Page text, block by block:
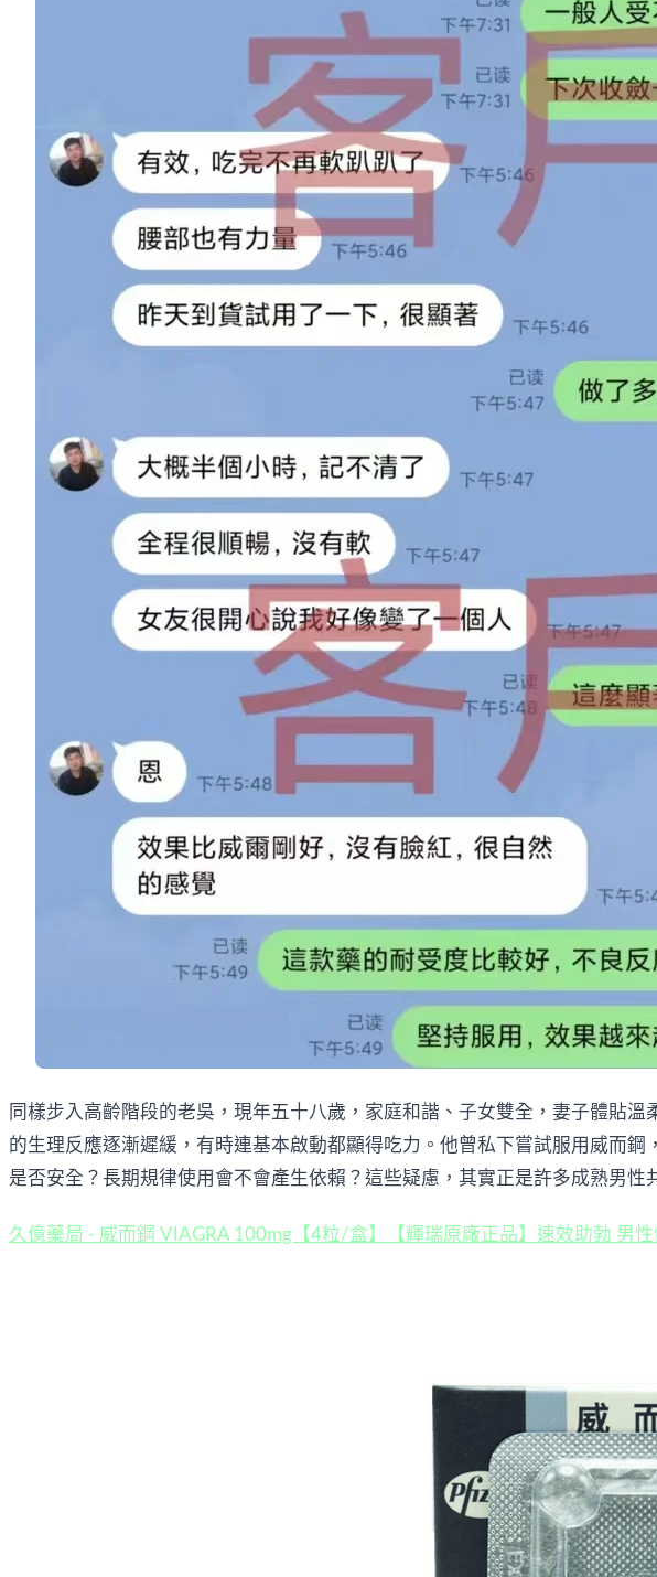
同樣步入高齡階段的老吳，現年五十八歲，家庭和諧、子女雙全，妻子體貼
的生理反應逐漸遲緩，有時連基本啟動都顯得吃力。他曾私下嘗試服用威而
是否安全？長期規律使用會不會產生依賴？這些疑慮，其實正是許多成熟男性
久億藥局 - 威而鋼 VIAGRA 100mg【4粒/盒】【輝瑞原廠正品】速效助勃 男